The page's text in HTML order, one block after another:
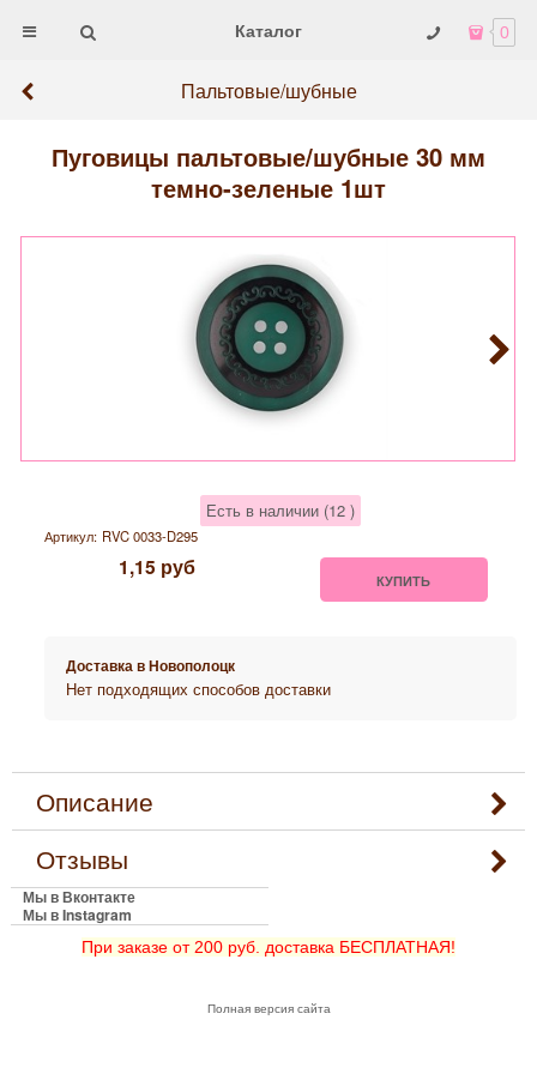
Каталог 0
Пальтовые/шубные
Пуговицы пальтовые/шубные 30 мм
темно-зеленые 1шт
Есть в наличии (12 )
Артикул: RVC 0033-D295
1,15 руб КУПИТЬ
Доставка вНовополоцк
Нет подходящих способов доставки
Описание
Отзывы
Мы в Вконтакте
Мы в Instagram
При заказе от 200 руб. доставка БЕСПЛАТНАЯ!
Полная версия сайта